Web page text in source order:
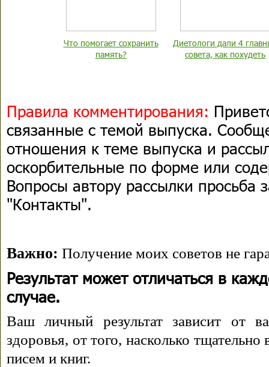
Что помогает сохранить
память?
Диетологи дали 4
совета, как похудеть
Правила комментирования:
связанные с темой выпуска.
отношения к теме выпуска и
оскорбительные по форме или
Вопросы автору рассылки просьба
"Контакты".
Важно: Получение моих советов не
Результат может отличаться в
случае.
Ваш личный результат зависит от
здоровья, от того, насколько
писем и книг.